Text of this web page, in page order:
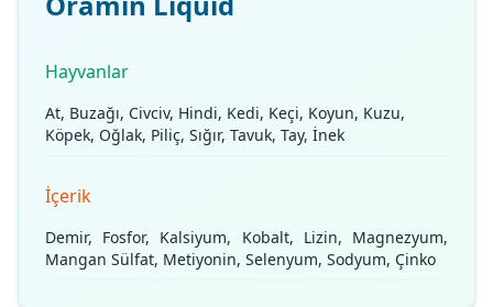
Hayvanlar
At, Buzağı, Civciv, Hindi, Kedi, Keçi, Koyun, Kuzu,
Köpek, Oğlak, Piliç, Sığır, Tavuk, Tay, İnek
İçerik
Demir, Fosfor, Kalsiyum, Kobalt, Lizin, Magnezyum,
Mangan Sülfat, Metiyonin, Selenyum, Sodyum, Çinko